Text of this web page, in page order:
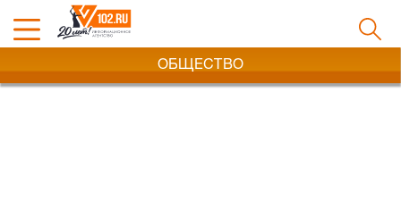
ОБЩЕСТВО